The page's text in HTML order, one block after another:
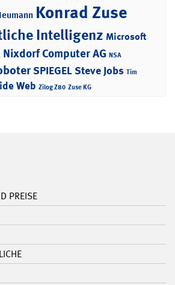
Konrad Zuse
Intelligenz Microsoft
Nixdorf Computer AG NSA
SPIEGELSteve Jobs Tim
Web Zilog Z80 Zuse KG
PREISE